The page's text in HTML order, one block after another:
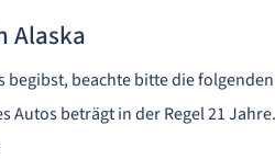
Alaska
begibst, beachte bitte die
Autos beträgt in der Regel 21 Jahre.